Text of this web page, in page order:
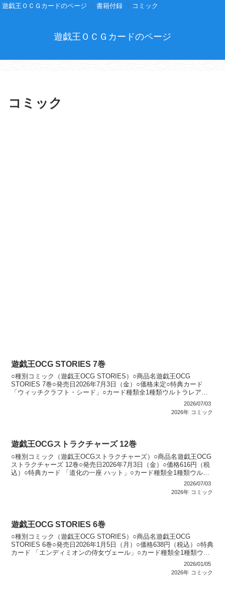
遊戯王ＯＣＧカードのページ 書籍付録 コミック
遊戯王ＯＣＧカードのページ
コミック
遊戯王OCG STORIES 7巻
○種別コミック（遊戯王OCG STORIES）○商品名遊戯王OCG
STORIES 7巻○発売日2026年7月3日（金）○価格未定○特典カード
「ウィッチクラフト・シード」○カード種類全1種類ウルトラレア：1
2026/07/03
2026年 コミック
遊戯王OCGストラクチャーズ 12巻
○種別コミック（遊戯王OCGストラクチャーズ）○商品名遊戯王OCG
ストラクチャーズ 12巻○発売日2026年7月3日（金）○価格616円（税
込）○特典カード 「道化の一座 ハット」○カード種類全1種類ウルト
2026/07/03
2026年 コミック
遊戯王OCG STORIES 6巻
○種別コミック（遊戯王OCG STORIES）○商品名遊戯王OCG
STORIES 6巻○発売日2026年1月5日（月）○価格638円（税込）○特典
カード 「エンディミオンの侍女ヴェール」○カード種類全1種類ウル
2026/01/05
2026年 コミック